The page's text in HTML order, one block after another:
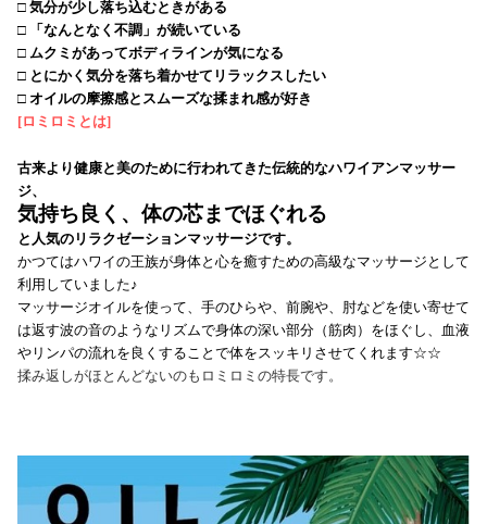
□ 気分が少し落ち込むときがある
□ 「なんとなく不調」が続いている
□ ムクミがあってボディラインが気になる
□ とにかく気分を落ち着かせてリラックスしたい
□ オイルの摩擦感とスムーズな揉まれ感が好き
[ロミロミとは]
古来より健康と美のために行われてきた伝統的なハワイアンマッサー
ジ、
気持ち良く、体の芯までほぐれる
と人気のリラクゼーションマッサージです。
かつてはハワイの王族が身体と心を癒すための高級なマッサージとして
利用していました♪
マッサージオイルを使って、手のひらや、前腕や、肘などを使い寄せて
は返す波の音のようなリズムで身体の深い部分（筋肉）をほぐし、血液
やリンパの流れを良くすることで体をスッキリさせてくれます☆☆
揉み返しがほとんどないのもロミロミの特長です。